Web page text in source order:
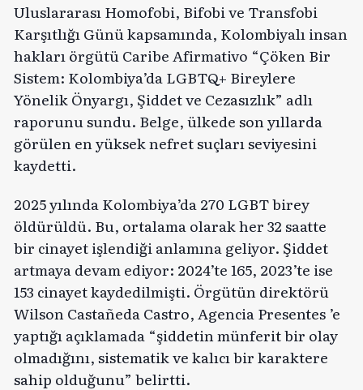
Uluslararası Homofobi, Bifobi ve Transfobi
Karşıtlığı Günü kapsamında, Kolombiyalı insan
hakları örgütüCaribe Afirmativo “Çöken Bir
Sistem: Kolombiya’da LGBTQ+ Bireylere
Yönelik Önyargı, Şiddet ve Cezasızlık” adlı
raporunu sundu. Belge, ülkede son yıllarda
görülen en yüksek nefret suçları seviyesini
kaydetti.
2025 yılında Kolombiya’da 270 LGBT birey
öldürüldü. Bu, ortalama olarak her 32 saatte
bir cinayet işlendiği anlamına geliyor. Şiddet
artmaya devam ediyor: 2024’te 165, 2023’te ise
153 cinayet kaydedilmişti. Örgütün direktörü
Wilson Castañeda Castro, Agencia Presentes’e
yaptığı açıklamada “şiddetin münferit bir olay
olmadığını, sistematik ve kalıcı bir karaktere
sahip olduğunu” belirtti.